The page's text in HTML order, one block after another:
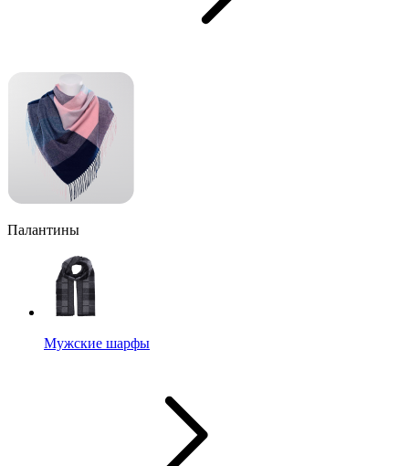
Палантины
Мужские шарфы